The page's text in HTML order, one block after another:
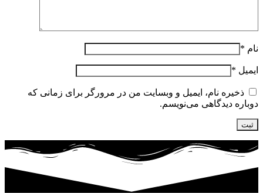
نام *
ایمیل *
ذخیره نام، ایمیل و وبسایت من در مرورگر برای زمانی که
دوباره دیدگاهی می‌نویسم.